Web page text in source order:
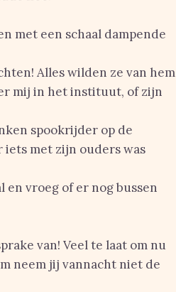
met een schaal dampende
Alles wilden ze van hem
mij in het instituut, of zijn
spookrijder op de
met zijn ouders was
vroeg of er nog bussen
van! Veel te laat om nu
neem jij vannacht niet de